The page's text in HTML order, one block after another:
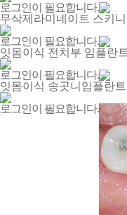
로그인이 필요합니다.
무삭제라미네이트 스키
로그인이 필요합니다.
잇몸이식 전치부 임플란트
로그인이 필요합니다.
잇몸이식 송곳니임플란트
로그인이 필요합니다.